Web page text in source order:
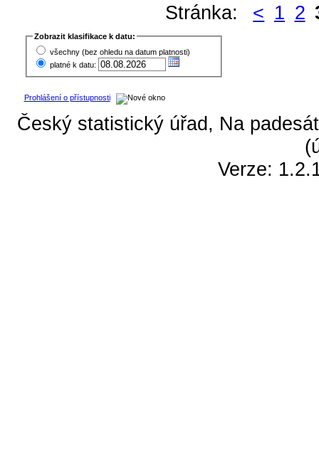
Stránka: < 1 2
Zobrazit klasifikace k datu:
všechny (bez ohledu na datum platnosti)
platné k datu:
Prohlášení o přístupnosti
Český statistický úřad, Na
Verze: